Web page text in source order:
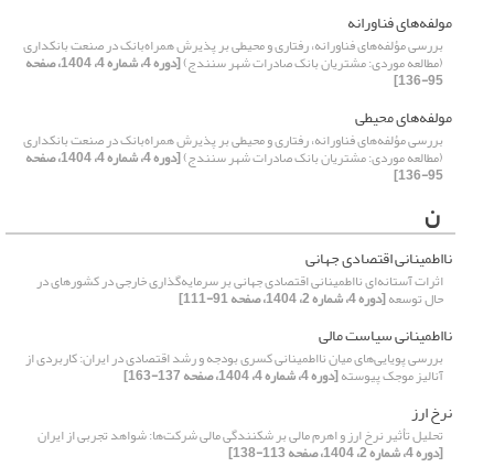
مولفه‌های فناورانه
بررسی مؤلفه‌های فناورانه، رفتاری و محیطی بر پذیرش همراه‌بانک در صنعت بانکداری
(مطالعه موردی: مشتریان بانک صادرات شهر سنندج) [دوره 4، شماره 4، 1404، صفحه
95-136]
مولفه‌های محیطی
بررسی مؤلفه‌های فناورانه، رفتاری و محیطی بر پذیرش همراه‌بانک در صنعت بانکداری
(مطالعه موردی: مشتریان بانک صادرات شهر سنندج) [دوره 4، شماره 4، 1404، صفحه
95-136]
ن
نااطمینانی اقتصادی جهانی
اثرات آستانه‌ای نااطمینانی اقتصادی جهانی بر سرمایه‌گذاری خارجی در کشورهای در
حال توسعه[دوره 4، شماره 2، 1404، صفحه 91-111]
نااطمینانی سیاست مالی
بررسی پویایی‌های میان نااطمینانی کسری بودجه و رشد اقتصادی در ایران: کاربردی از
آنالیز موجک پیوسته[دوره 4، شماره 4، 1404، صفحه 137-163]
نرخ ارز
تحلیل تأثیر نرخ ارز و اهرم مالی بر شکنندگی مالی شرکت‌ها: شواهد تجربی از ایران
[دوره 4، شماره 2، 1404، صفحه 113-138]